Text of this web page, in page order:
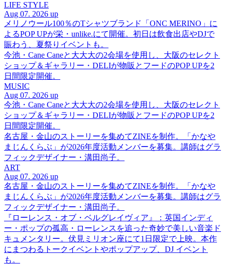
LIFE STYLE
Aug 07. 2026 up
メリノウール100％のTシャツブランド「ONC MERINO」に
よるPOP UPが栄・unlike.にて開催。初日は飲食出店やDJで
賑わう、夏祭りイベントも。
今池・Cane Caneと大大大の2会場を使用し、大阪のセレクト
ショップ＆ギャラリー・DELIが物販とフードのPOP UPを2
日間限定開催。
MUSIC
Aug 07. 2026 up
今池・Cane Caneと大大大の2会場を使用し、大阪のセレクト
ショップ＆ギャラリー・DELIが物販とフードのPOP UPを2
日間限定開催。
名古屋・金山のストーリーを集めてZINEを制作。「かなや
まじんくらぶ」が2026年度活動メンバーを募集。講師はグラ
フィックデザイナー・溝田尚子。
ART
Aug 07. 2026 up
名古屋・金山のストーリーを集めてZINEを制作。「かなや
まじんくらぶ」が2026年度活動メンバーを募集。講師はグラ
フィックデザイナー・溝田尚子。
『ローレンス・オブ・ベルグレイヴィア』：英国インディ
ー・ポップの孤高・ローレンスを追った奇妙で美しい音楽ド
キュメンタリー。伏見ミリオン座にて1日限定で上映。本作
にまつわるトークイベントやポップアップ、DJ イベント
も。